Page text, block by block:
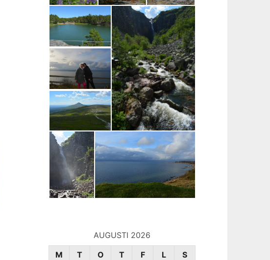
AUGUSTI 2026
M
T O T F L
S